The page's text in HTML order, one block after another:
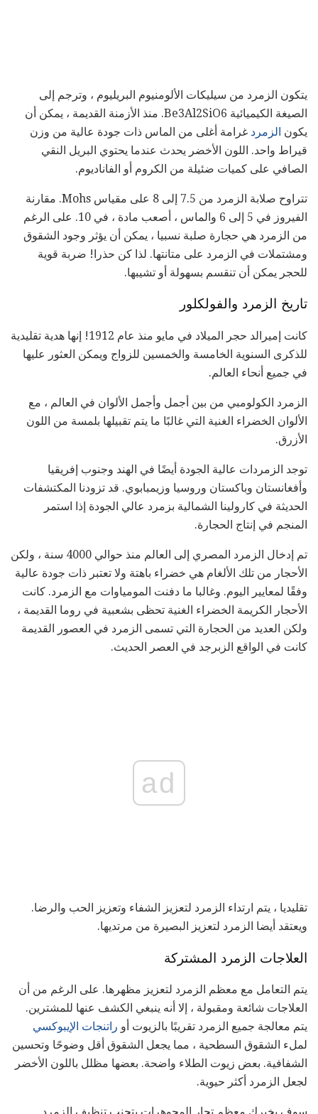
يتكون الزمرد من سيليكات الألومنيوم البريليوم ، وترجم إلى
الصيغة الكيميائية Be3Al2SiO6. منذ الأزمنة القديمة ، يمكن أن
يكون الزمرد غرامة أغلى من الماس ذات جودة عالية من وزن
قيراط واحد. اللون الأخضر يحدث عندما يحتوي البريل النقي
الصافي على كميات ضئيلة من الكروم أو الفاناديوم.
تتراوح صلابة الزمرد من 7.5 إلى 8 على مقياس Mohs. مقارنة
الفيروز في 5 إلى 6 والماس ، أصعب مادة ، في 10. على الرغم
من الزمرد هي حجارة صلبة نسبيا ، يمكن أن يؤثر وجود الشقوق
ومشتملات في الزمرد على متانتها. لذا كن حذرا! ضربة قوية
للحجر يمكن أن تنقسم بسهولة أو تشيبها.
تاريخ الزمرد والفولكلور
كانت إميرالد حجر الميلاد في مايو منذ عام 1912! إنها هدية تقليدية
للذكرى السنوية الخامسة والخمسين للزواج ويمكن العثور عليها
في جميع أنحاء العالم.
الزمرد الكولومبي من بين أجمل وأجمل الألوان في العالم ، مع
الألوان الخضراء الغنية التي غالبًا ما يتم تقبيلها بلمسة من اللون
الأزرق.
توجد الزمردات عالية الجودة أيضًا في الهند وجنوب إفريقيا
وأفغانستان وباكستان وروسيا وزيمبابوي. قد تزودنا المكتشفات
الحديثة في كارولينا الشمالية بزمرد عالي الجودة إذا استمر
المنجم في إنتاج الحجارة.
تم إدخال الزمرد المصري إلى العالم منذ حوالي 4000 سنة ، ولكن
الأحجار من تلك الألغام هي خضراء باهتة ولا تعتبر ذات جودة عالية
وفقًا لمعايير اليوم. وغالبا ما دفنت المومياوات مع الزمرد. كانت
الأحجار الكريمة الخضراء الغنية تحظى بشعبية في روما القديمة ،
ولكن العديد من الحجارة التي تسمى الزمرد في العصور القديمة
كانت في الواقع الزبرجد في العصر الحديث.
ad
تقليديا ، يتم ارتداء الزمرد لتعزيز الشفاء وتعزيز الحب والرضا.
ويعتقد أيضا الزمرد لتعزيز البصيرة من مرتديها.
العلاجات الزمرد المشتركة
يتم التعامل مع معظم الزمرد لتعزيز مظهرها. على الرغم من أن
العلاجات شائعة ومقبولة ، إلا أنه ينبغي الكشف عنها للمشترين.
يتم معالجة جميع الزمرد تقريبًا بالزيوت أو راتنجات الإيبوكسي
لملء الشقوق السطحية ، مما يجعل الشقوق أقل وضوحًا وتحسين
الشفافية. بعض زيوت الطلاء واضحة. بعضها مظلل باللون الأخضر
لجعل الزمرد أكثر حيوية.